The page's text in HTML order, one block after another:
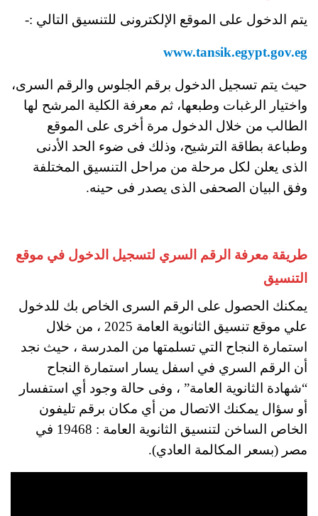
يتم الدخول على الموقع الإلكترونى للتنسيق التالي :-
www.tansik.egypt.gov.eg
حيث يتم تسجيل الدخول برقم الجلوس والرقم السرى،
واختيار الرغبات وطبعها، ثم معرفة الكلية المرشح لها
الطالب من خلال الدخول مرة أخرى على الموقع
وطباعة بطاقة الترشيح، وذلك فى ضوء الحد الأدنى
الذى يعلن لكل مرحلة من مراحل التنسيق المختلفة
وفق البيان الصحفى الذى يصدر فى حينه.
طريقة معرفة الرقم السري لتسجيل الدخول في موقع
التنسيق
يمكنك الحصول على الرقم السرى الخاص بك للدخول
علي موقع تنسيق الثانوية العامة 2025 ، من خلال
استمارة النجاح التي تسلمتها من المدرسة ، حيث نجد
أن الرقم السري في اسفل يسار استمارة النجاح
“شهادة الثانوية العامة” ، وفى حالة وجود أي استفسار
أو سؤال يمكنك الاتصال من أي مكان برقم تليفون
الخاص الساخن لتنسيق الثانوية العامة : 19468 في
مصر (بسعر المكالمة العادي).